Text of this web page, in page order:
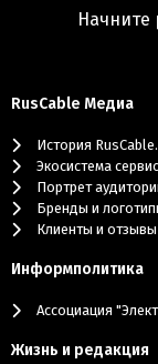
Начните
RusCable Медиа
История
Экосистема
Портрет
Бренды и
Клиенты и отзывы
Информполитика
Ассоциация
Жизнь и редакция